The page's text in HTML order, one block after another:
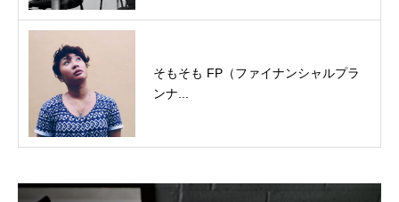
そもそも FP（ファイナンシャルプラ
ンナ...